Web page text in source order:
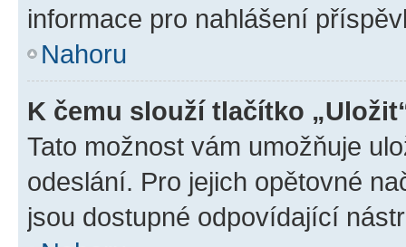
informace pro nahlášení
Nahoru
K čemu slouží tlačítko
Tato možnost vám umožňuje
odeslání. Pro jejich opětovné
jsou dostupné odpovídající